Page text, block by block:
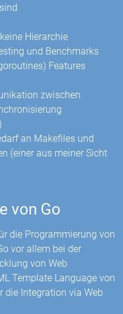
Hierarchie
und Benchmarks
Features
zwischen
an Makefiles und
(einer aus meiner Sicht
von Go
die Programmierung von
vor allem bei der
von Web
Template Language von
die Integration via Web